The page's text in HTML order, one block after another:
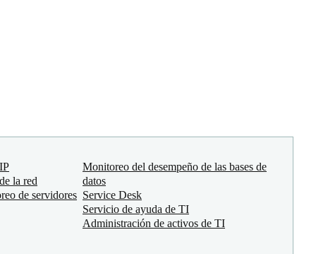
la red
de servidores
Monitoreo del desempeño de las bases de
datos
Service Desk
Servicio de ayuda de TI
Administración de activos de TI